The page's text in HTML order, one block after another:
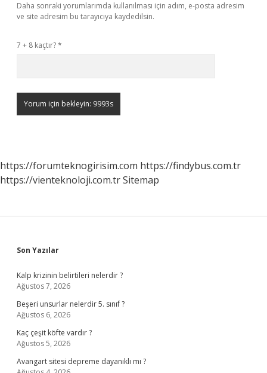
Daha sonraki yorumlarımda kullanılması için adım, e-posta adresim
ve site adresim bu tarayıcıya kaydedilsin.
7 + 8 kaçtır?*
https://forumteknogirisim.com https://findybus.com.tr
https://vienteknoloji.com.trSitemap
Sidebar
Son Yazılar
Kalp krizinin belirtileri nelerdir ?
Ağustos 7, 2026
Beşeri unsurlar nelerdir 5. sınıf ?
Ağustos 6, 2026
Kaç çeşit köfte vardır ?
Ağustos 5, 2026
Avangart sitesi depreme dayanıklı mı ?